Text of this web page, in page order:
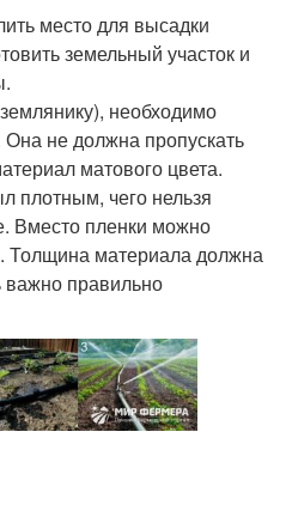
место для высадки
земельный участок и
необходимо
Она не должна пропускать
матового цвета.
плотным, чего нельзя
Вместо пленки можно
Толщина материала должна
правильно